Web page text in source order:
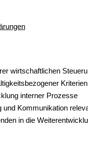
wirtschaftlichen
interner Prozesse
und Kommunikation
in die